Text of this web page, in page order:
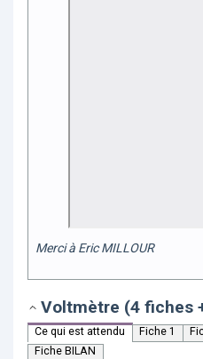
Merci à Eric MILLOUR
Voltmètre (4 fiches
Ce qui est attendu Fiche 1
Fiche BILAN